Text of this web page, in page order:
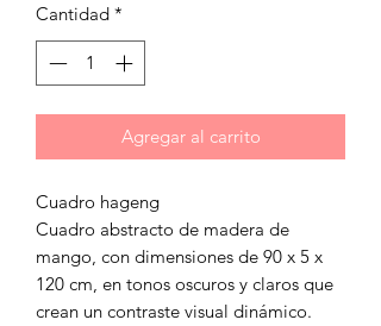
Cantidad *
Agregar al carrito
Cuadro hageng
Cuadro abstracto de madera de
mango, con dimensiones de 90 x 5 x
120 cm, en tonos oscuros y claros que
crean un contraste visual dinámico.